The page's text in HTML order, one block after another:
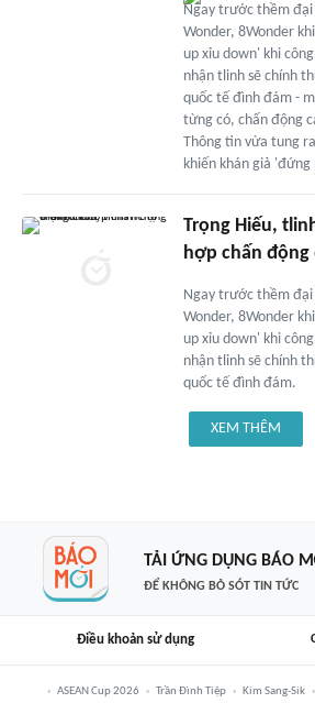
Ngay trước thềm
Wonder, 8Wonder
up xỉu down' khi
nhận tlinh sẽ chính
quốc tế đình đám -
từng có, chấn động
Thông tin vừa tung
khiến khán giả 'đứng
Trọng Hiếu,
hợp chấn
Ngay trước thềm
Wonder, 8Wonder
up xỉu down' khi
nhận tlinh sẽ chính
quốc tế đình đám.
XEM THÊM
TẢI ỨNG DỤNG BÁO
ĐỂ KHÔNG BỎ SÓT TIN TỨC
Điều khoản sử dụng
ASEAN Cup 2026 Trần Đình Tiệp Kim Sang-Sik